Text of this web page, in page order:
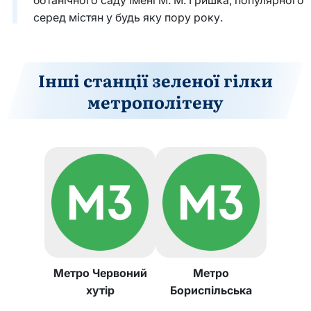
серед містян у будь яку пору року.
Інші станції зеленої гілки
метрополітену
Метро Червоний
хутір
Метро
Бориспільська